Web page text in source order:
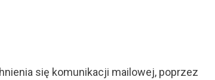
się komunikacji mailowej, poprzez